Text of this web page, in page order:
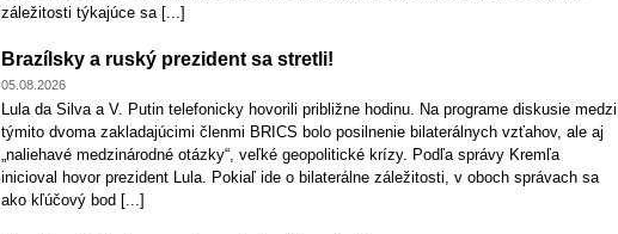
záležitosti týkajúce sa [...]
Brazílsky a ruský prezident sa stretli!
05.08.2026
Lula da Silva a V. Putin telefonicky hovorili približne hodinu. Na programe diskusie medzi
týmito dvoma zakladajúcimi členmi BRICS bolo posilnenie bilaterálnych vzťahov, ale aj
„naliehavé medzinárodné otázky“, veľké geopolitické krízy. Podľa správy Kremľa
inicioval hovor prezident Lula. Pokiaľ ide o bilaterálne záležitosti, v oboch správach sa
ako kľúčový bod [...]